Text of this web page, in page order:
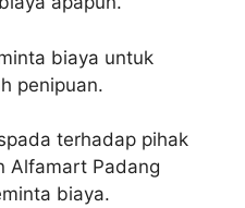
biaya untuk
penipuan.
terhadap pihak
Alfamart Padang
biaya.